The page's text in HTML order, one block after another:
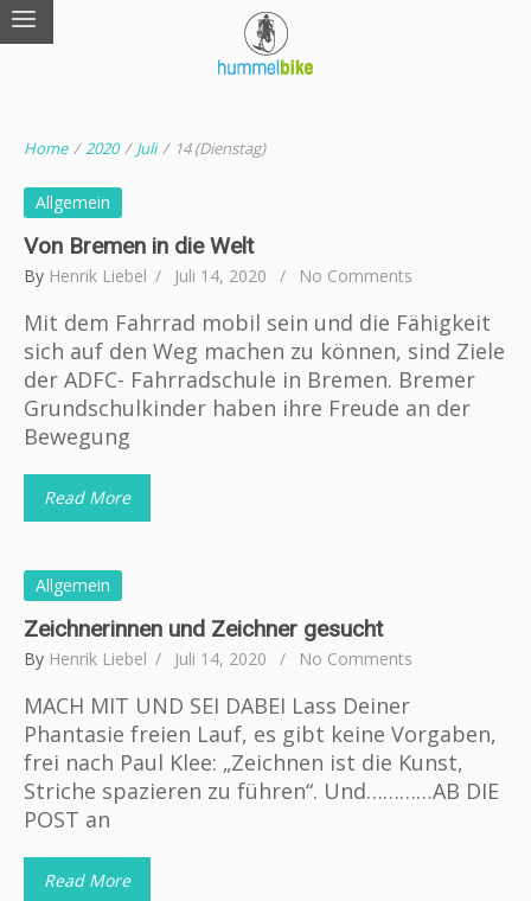
Home /2020 / Juli / 14 (Dienstag)
Allgemein
Von Bremen in die Welt
By Henrik Liebel Juli 14, 2020 No Comments
Mit dem Fahrrad mobil sein und die Fähigkeit
sich auf den Weg machen zu können, sind Ziele
der ADFC- Fahrradschule in Bremen. Bremer
Grundschulkinder haben ihre Freude an der
Bewegung
Read More
Allgemein
Zeichnerinnen und Zeichner gesucht
By Henrik Liebel Juli 14, 2020 No Comments
MACH MIT UND SEI DABEI Lass Deiner
Phantasie freien Lauf, es gibt keine Vorgaben,
frei nach Paul Klee: „Zeichnen ist die Kunst,
Striche spazieren zu führen“. Und…………AB DIE
POST an
Read More